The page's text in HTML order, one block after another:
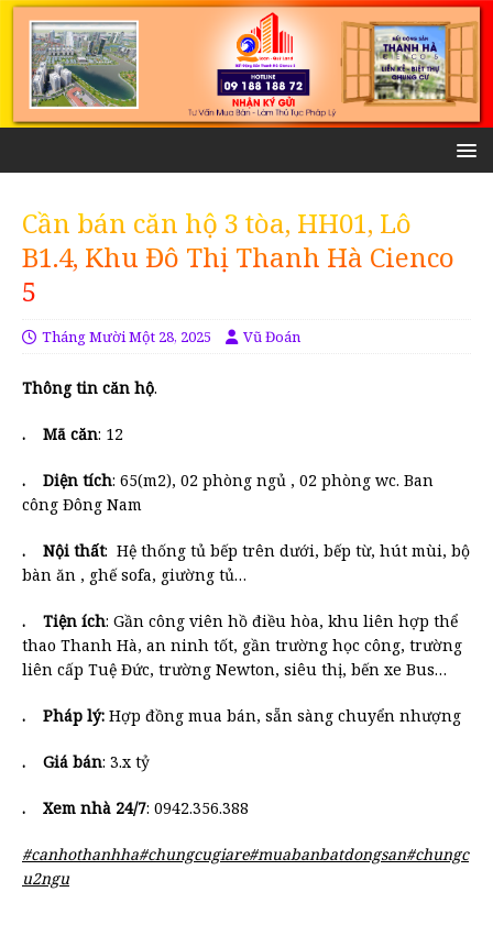
Cần bán căn hộ 3 tòa, HH01, Lô
B1.4, Khu Đô Thị Thanh Hà Cienco
5
Tháng Mười Một 28, 2025 Vũ Đoán
Thông tin căn hộ.
. Mã căn: 12
. Diện tích: 65(m2), 02 phòng ngủ , 02 phòng wc. Ban
công Đông Nam
. Nội thất: Hệ thống tủ bếp trên dưới, bếp từ, hút mùi, bộ
bàn ăn , ghế sofa, giường tủ…
. Tiện ích: Gần công viên hồ điều hòa, khu liên hợp thể
thao Thanh Hà, an ninh tốt, gần trường học công, trường
liên cấp Tuệ Đức, trường Newton, siêu thị, bến xe Bus…
. Pháp lý: Hợp đồng mua bán, sẵn sàng chuyển nhượng
. Giá bán: 3.x tỷ
. Xem nhà 24/7: 0942.356.388
#canhothanhha#chungcugiare#muabanbatdongsan#chungc
u2ngu